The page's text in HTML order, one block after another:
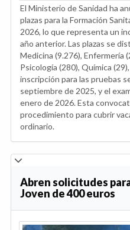
El Ministerio de Sanidad ha
plazas para la Formación
2026, lo que representa un
año anterior. Las plazas se
Medicina (9.276), Enfermería
Psicología (280), Química
inscripción para las pruebas
septiembre de 2025, y el
enero de 2026. Esta
procedimiento para cubrir
ordinario.
Abren solicitudes
Joven de 400 euros